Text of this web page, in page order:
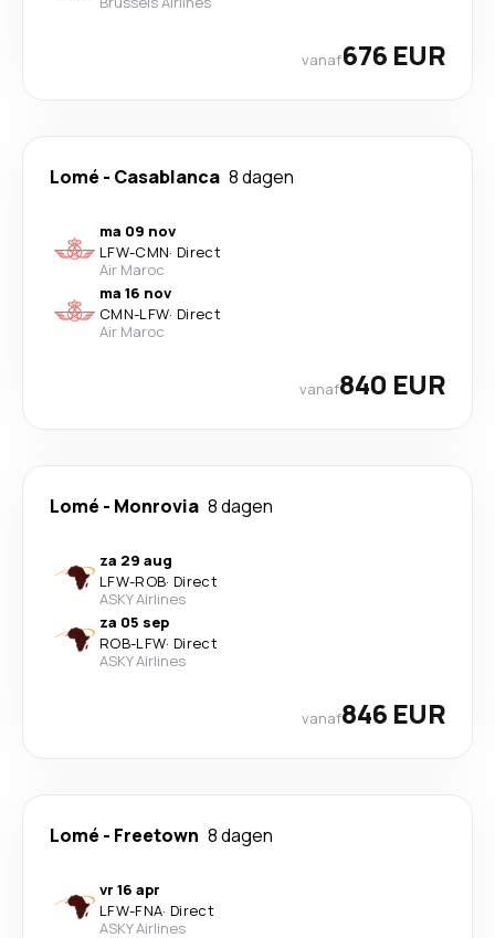
vanaf676 EUR
Lomé - Casablanca 8 dagen
ma 09 nov
LFW-CMN· Direct
Air Maroc
ma 16 nov
CMN-LFW· Direct
Air Maroc
vanaf840 EUR
Lomé - Monrovia 8 dagen
za 29 aug
LFW-ROB· Direct
ASKY Airlines
za 05 sep
ROB-LFW· Direct
ASKY Airlines
vanaf846 EUR
Lomé - Freetown 8 dagen
vr 16 apr
LFW-FNA· Direct
ASKY Airlines